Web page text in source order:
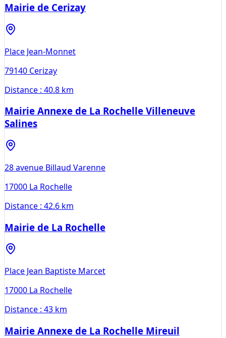
Mairie de Cerizay
Place Jean-Monnet
79140 Cerizay
Distance : 40.8 km
Mairie Annexe de La Rochelle Villeneuve
Salines
28 avenue Billaud Varenne
17000 La Rochelle
Distance : 42.6 km
Mairie de La Rochelle
Place Jean Baptiste Marcet
17000 La Rochelle
Distance : 43 km
Mairie Annexe de La Rochelle Mireuil